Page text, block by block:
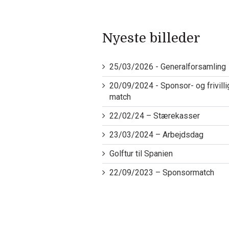
Nyeste billeder
25/03/2026 - Generalforsamling
20/09/2024 - Sponsor- og
match
22/02/24 – Stærekasser
23/03/2024 – Arbejdsdag
Golftur til Spanien
22/09/2023 – Sponsormatch